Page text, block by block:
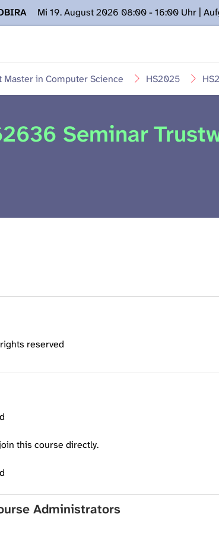
Mi 19. August 2026 08:00 - 16:00 Uhr |
stehen. Kontakt: www.podcast.unibe.ch
HS2025
Master in Computer Science
Seminar
reserved
this course directly.
Administrators